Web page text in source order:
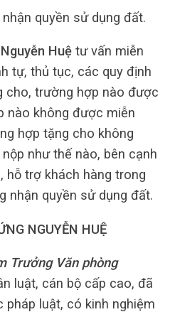
quyền sử dụng đất.
Huệ tư vấn miễn
tự, thủ tục, các quy định
cho, trường hợp nào được
nào không được miễn
hợp tặng cho không
như thế nào, bên cạnh
hỗ trợ khách hàng trong
nhận quyền sử dụng đất.
NGUYỄN HUỆ
Trưởng Văn phòng
luật, cán bộ cấp cao, đã
luật, có kinh nghiệm